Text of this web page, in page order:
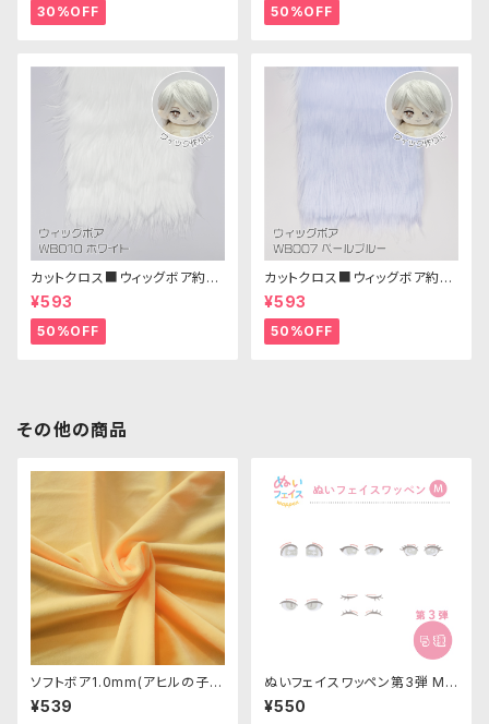
30%OFF 50%OFF
カットクロス■ウィッグボア約8c
m(ホワイト)WB010 ボア生地
25cm × 45cm
¥593
50%OFF
カットクロス■ウィッグボア約8c
m(ペールブルー)WB007ボア
生地 25cm × 45cm
¥593
50%OFF
その他の商品
ソフトボア1.0mm(アヒルの子)S
SB116 ぬいぐるみ用短毛ボア生
地 20cm
¥539
ぬいフェイスワッペン第3弾 Mサ
イズ 各種｜清原株式会社
¥550